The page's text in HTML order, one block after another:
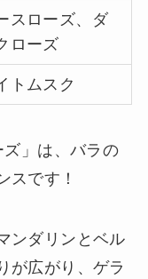
スローズ、ダ
ローズ
トムスク
ズ」は、バラの
スです！
ンダリンとベル
が広がり、ゲラ